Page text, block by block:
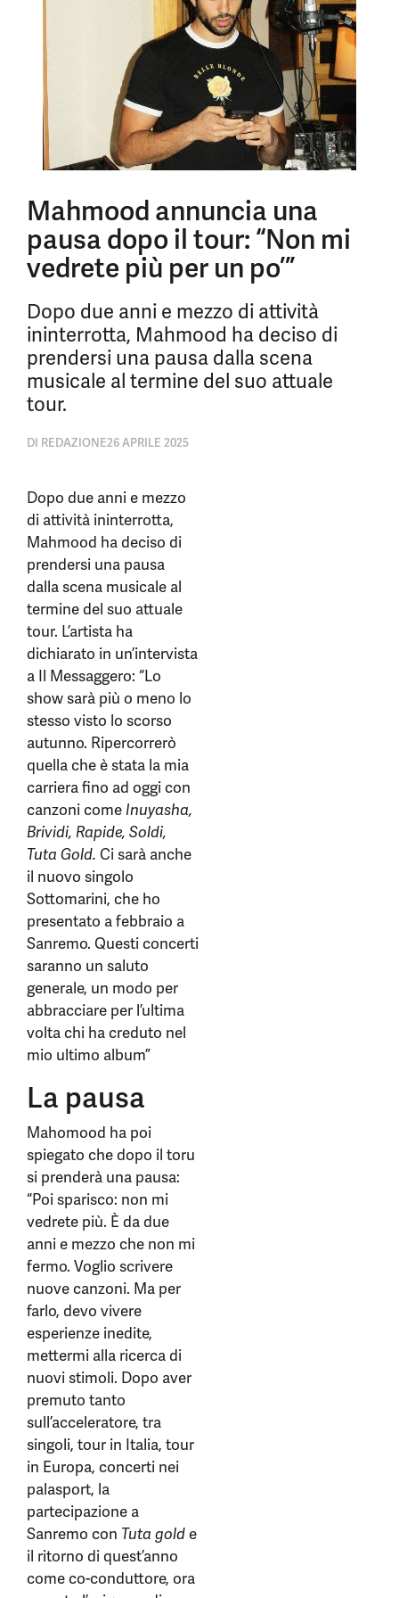
Mahmood annuncia una
pausa dopo il tour: “Non mi
vedrete più per un po’”
Dopo due anni e mezzo di attività
ininterrotta, Mahmood ha deciso di
prendersi una pausa dalla scena
musicale al termine del suo attuale
tour.
DI REDAZIONE26 APRILE 2025
Dopo due anni e mezzo
di attività ininterrotta,
Mahmood ha deciso di
prendersi una pausa
dalla scena musicale al
termine del suo attuale
tour. L’artista ha
dichiarato in un’intervista
a Il Messaggero: “Lo
show sarà più o meno lo
stesso visto lo scorso
autunno. Ripercorrerò
quella che è stata la mia
carriera fino ad oggi con
canzoni come Inuyasha,
Brividi, Rapide, Soldi,
Tuta Gold. Ci sarà anche
il nuovo singolo
Sottomarini, che ho
presentato a febbraio a
Sanremo. Questi concerti
saranno un saluto
generale, un modo per
abbracciare per l’ultima
volta chi ha creduto nel
mio ultimo album”
La pausa
Mahomood ha poi
spiegato che dopo il toru
si prenderà una pausa:
“Poi sparisco: non mi
vedrete più. È da due
anni e mezzo che non mi
fermo. Voglio scrivere
nuove canzoni. Ma per
farlo, devo vivere
esperienze inedite,
mettermi alla ricerca di
nuovi stimoli. Dopo aver
premuto tanto
sull’acceleratore, tra
singoli, tour in Italia, tour
in Europa, concerti nei
palasport, la
partecipazione a
Sanremo con Tuta golde
il ritorno di quest’anno
come co-conduttore, ora